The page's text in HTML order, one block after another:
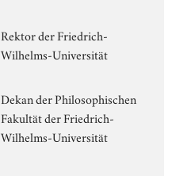
Rektor der Friedrich-
Wilhelms-Universität
Dekan der Philosophischen
Fakultät der Friedrich-
Wilhelms-Universität